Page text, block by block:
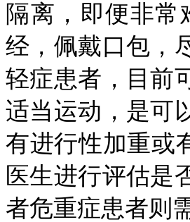
隔离，即便非
经，佩戴口包，
轻症患者，目前
适当运动，是可
有进行性加重或
医生进行评估是
者危重症患者则